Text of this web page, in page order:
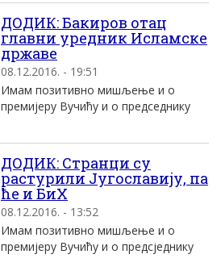
ДОДИК: Бакиров отац
главни уредник Исламске
државе
08.12.2016. - 19:51
Имам позитивно мишљење и о
премијеру Вучићу и о председнику
ДОДИК: Странци су
растурили Југославију, па
ће и БиХ
08.12.2016. - 13:52
Имам позитивно мишљење и о
премијеру Вучићу и о предсједнику